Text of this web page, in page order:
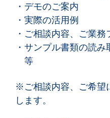
・デモのご案内
・実際の活用例
・ご相談内容、ご業
・サンプル
等
※ご相談内容、ご希望
します。